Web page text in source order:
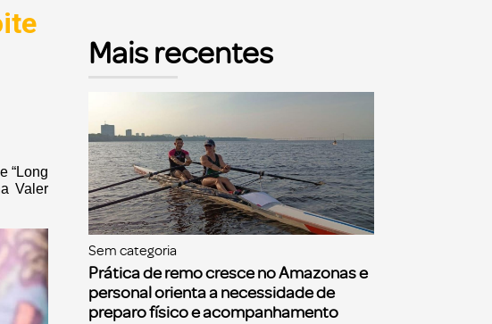
“Long
Valer
Mais recentes
Sem categoria
Prática de remo cresce no Amazonas e
personal orienta a necessidade de
preparo físico e acompanhamento